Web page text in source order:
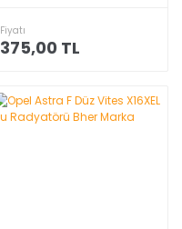
Fiyatı
375,00 TL